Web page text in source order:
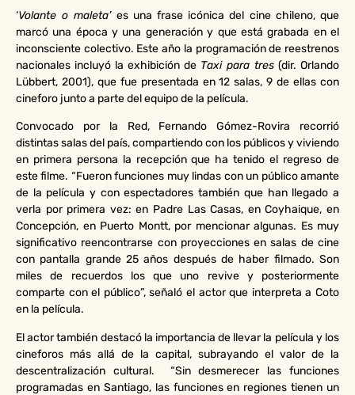
‘Volante o maleta’es una frase icónica del cine chileno, que
marcó una época y una generación y que está grabada en el
inconsciente colectivo. Este año la programación de reestrenos
nacionales incluyó la exhibición de Taxi para tres (dir. Orlando
Lübbert, 2001), que fue presentada en 12 salas, 9 de ellas con
cineforo junto a parte del equipo de la película.
Convocado por la Red, Fernando Gómez-Rovira recorrió
distintas salas del país, compartiendo con los públicos y viviendo
en primera persona la recepción que ha tenido el regreso de
este filme. “Fueron funciones muy lindas con un público amante
de la película y con espectadores también que han llegado a
verla por primera vez: en Padre Las Casas, en Coyhaique, en
Concepción, en Puerto Montt, por mencionar algunas. Es muy
significativo reencontrarse con proyecciones en salas de cine
con pantalla grande 25 años después de haber filmado. Son
miles de recuerdos los que uno revive y posteriormente
comparte con el público”, señaló el actor que interpreta a Coto
en la película.
El actor también destacó la importancia de llevar la película y los
cineforos más allá de la capital, subrayando el valor de la
descentralización cultural. “Sin desmerecer las funciones
programadas en Santiago, las funciones en regiones tienen un